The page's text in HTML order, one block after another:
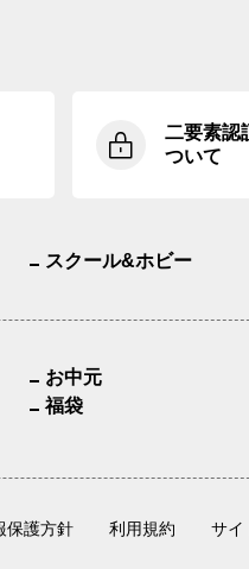
二要素認
ついて
スクール&ホビー
お中元
福袋
保護方針 利用規約 サイ